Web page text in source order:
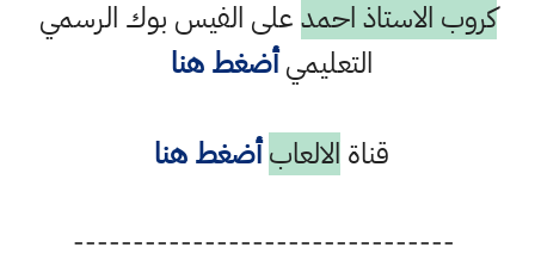
كروب الاستاذ احمدعلى الفيس بوك الرسمي
التعليميأضغط هنا
قناة الالعاب أضغط هنا
--------------------------------